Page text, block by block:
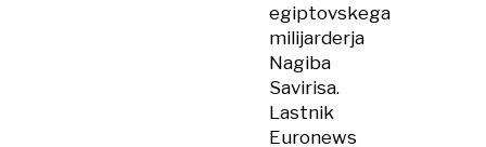
egiptovskega
milijarderja
Nagiba
Savirisa.
Lastnik
Euronews